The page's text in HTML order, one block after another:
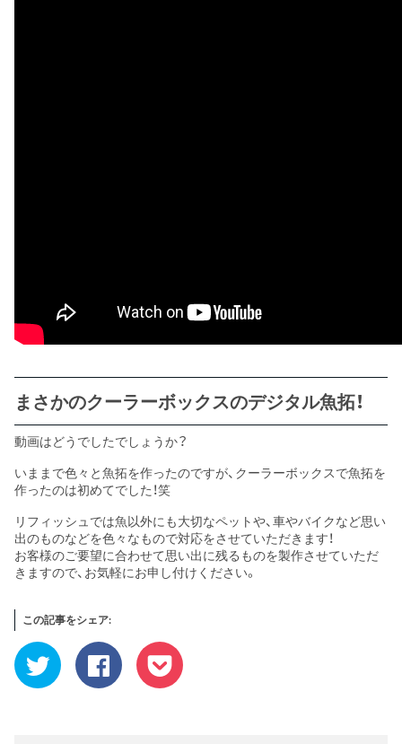
まさかのクーラーボックスのデジタル魚拓！
動画はどうでしたでしょうか？
いままで色々と魚拓を作ったのですが、クーラーボックスで魚拓を
作ったのは初めてでした！笑
リフィッシュでは魚以外にも大切なペットや、車やバイクなど思い
出のものなどを色々なもので対応をさせていただきます！
お客様のご要望に合わせて思い出に残るものを製作させていただ
きますので、お気軽にお申し付けください。
この記事をシェア:
ク
リ
ッ
ク
Facebook
で
共
有
ク
リ
ッ
ク